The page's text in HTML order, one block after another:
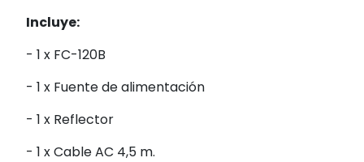
Incluye:
- 1 x FC-120B
- 1 x Fuente de alimentación
- 1 x Reflector
- 1 x Cable AC 4,5 m.